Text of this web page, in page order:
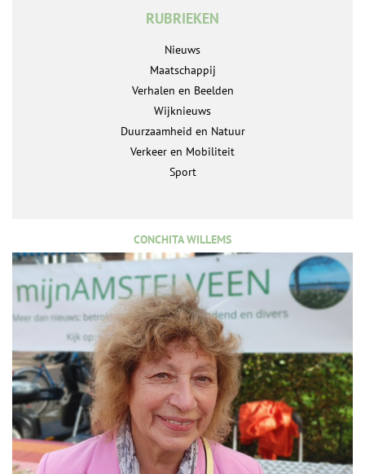
RUBRIEKEN
Nieuws
Maatschappij
Verhalen en Beelden
Wijknieuws
Duurzaamheid en Natuur
Verkeer en Mobiliteit
Sport
CONCHITA WILLEMS